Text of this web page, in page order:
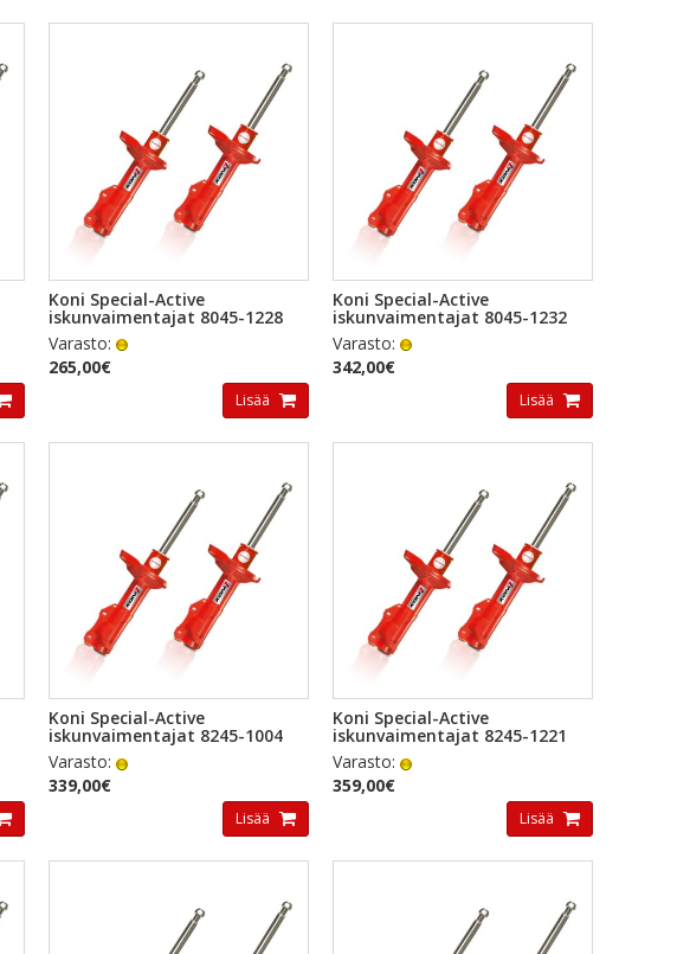
PIKAKATSELU
Koni Special-Active
iskunvaimentajat 8045-1228
Varasto:
265,00€
Lisää
PIKAKATSELU
Koni Special-Active
iskunvaimentajat 8045-1232
Varasto:
342,00€
Lisää
PIKAKATSELU
Koni Special-Active
iskunvaimentajat 8245-1004
Varasto:
339,00€
Lisää
PIKAKATSELU
Koni Special-Active
iskunvaimentajat 8245-1221
Varasto:
359,00€
Lisää